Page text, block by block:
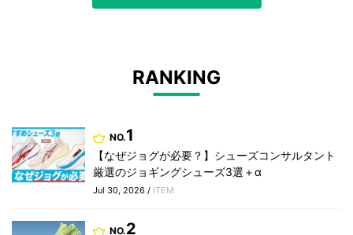
RANKING
NO.1
【なぜジョグが必要？】シューズコンサルタント
厳選のジョギングシューズ3選＋α
Jul 30, 2026 / ITEM
NO.2